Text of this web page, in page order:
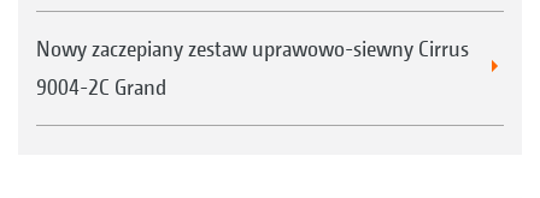
Nowy zaczepiany zestaw uprawowo-siewny Cirrus
9004-2C Grand